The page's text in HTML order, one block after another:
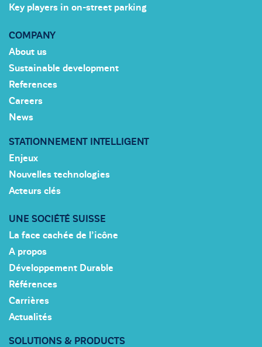
Key players in on-street parking
COMPANY
About us
Sustainable development
References
Careers
News
STATIONNEMENT INTELLIGENT
Enjeux
Nouvelles technologies
Acteurs clés
UNE SOCIÉTÉ SUISSE
La face cachée de l’icône
A propos
Développement Durable
Références
Carrières
Actualités
SOLUTIONS & PRODUCTS